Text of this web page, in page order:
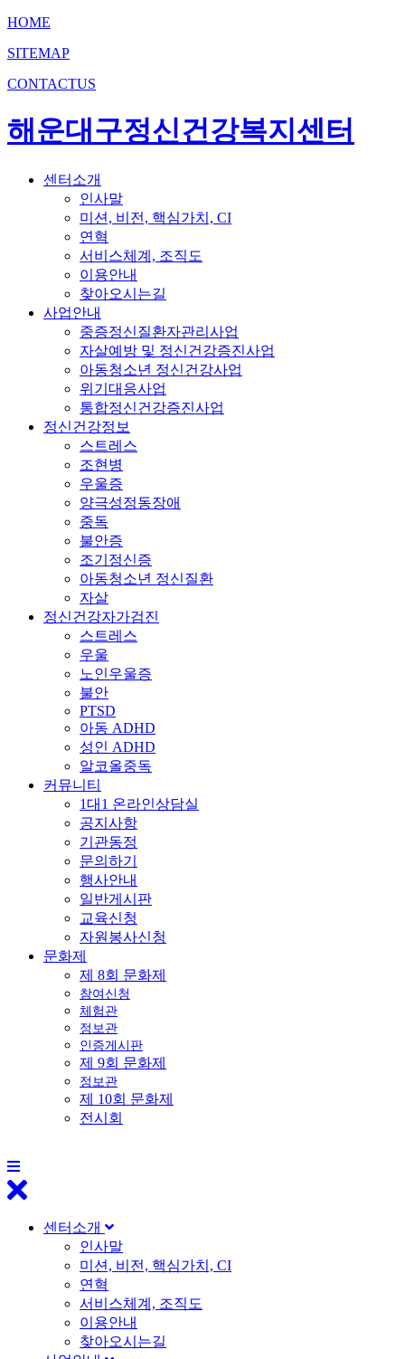
HOME
SITEMAP
CONTACTUS
해운대구정신건강복지센터
센터소개
인사말
미션, 비전, 핵심가치, CI
연혁
서비스체계, 조직도
이용안내
찾아오시는길
사업안내
중증정신질환자관리사업
자살예방 및 정신건강증진사업
아동청소년 정신건강사업
위기대응사업
통합정신건강증진사업
정신건강정보
스트레스
조현병
우울증
양극성정동장애
중독
불안증
조기정신증
아동청소년 정신질환
자살
정신건강자가검진
스트레스
우울
노인우울증
불안
PTSD
아동 ADHD
성인 ADHD
알코올중독
커뮤니티
1대1 온라인상담실
공지사항
기관동정
문의하기
행사안내
일반게시판
교육신청
자원봉사신청
문화제
제 8회 문화제
참여신청
체험관
정보관
인증게시판
제 9회 문화제
정보관
제 10회 문화제
전시회
센터소개
인사말
미션, 비전, 핵심가치, CI
연혁
서비스체계, 조직도
이용안내
찾아오시는길